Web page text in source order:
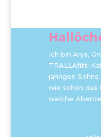
Ich bin Anja,
TRALLAfitti
jährigen
wie schön das
welche